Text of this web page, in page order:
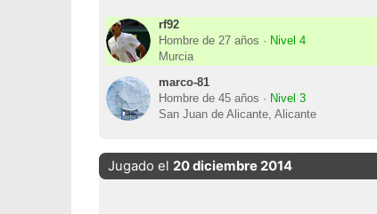
rf92
Hombre de 27 años · Nivel 4
Murcia
marco-81
Hombre de 45 años · Nivel 3
San Juan de Alicante, Alicante
Jugado el 20 diciembre 2014